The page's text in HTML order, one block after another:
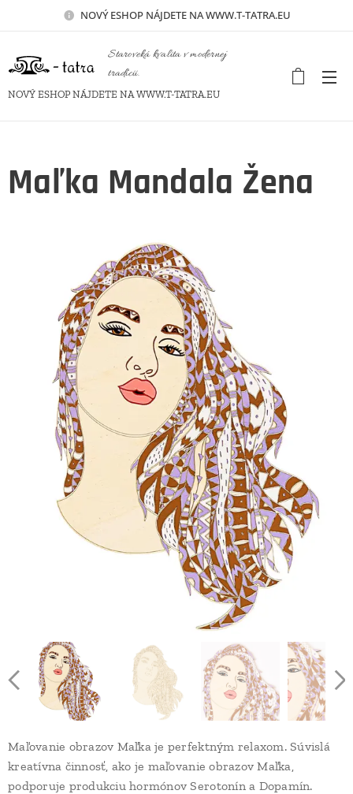
NOVÝESHOP NÁJDETE NA WWW.T-TATRA.EU
Staroveká kvalita v modernej
tradícii.
NOVÝ ESHOP NÁJDETE NA WWW.T-TATRA.EU
Maľka Mandala Žena
Maľovanie obrazov Maľka je perfektným relaxom. Súvislá
kreatívna činnosť, ako je maľovanie obrazov Maľka,
podporuje produkciu hormónov Serotonín a Dopamín.